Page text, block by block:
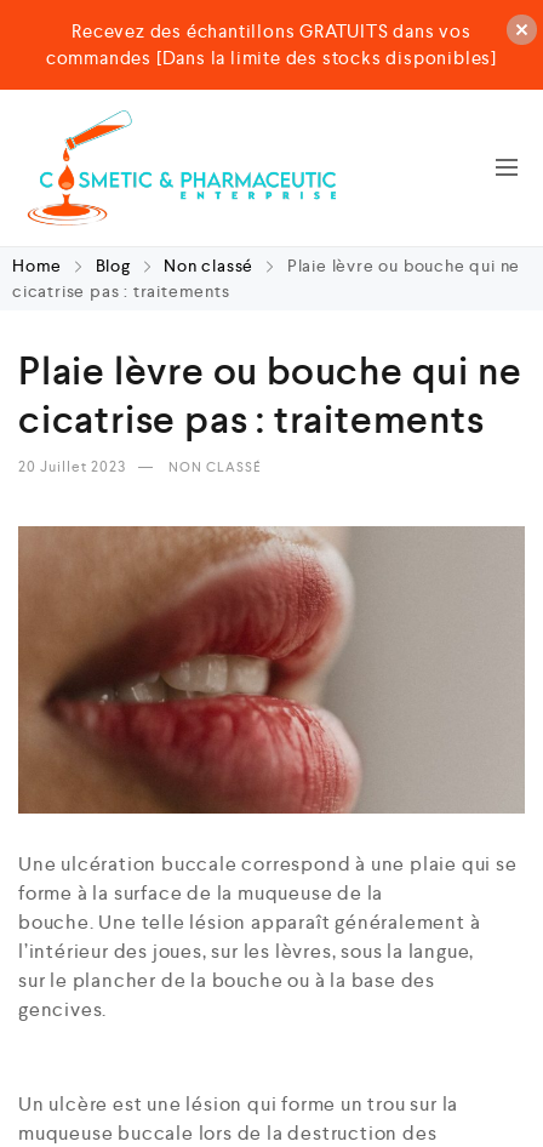
Home Blog Non classé
Plaie lèvre ou bouche qui ne
cicatrise pas : traitements
Plaie lèvre ou bouche qui ne
cicatrise pas : traitements
20 Juillet 2023 NON CLASSÉ
Une ulcération buccale correspond à une plaie qui se
forme à la surface de la muqueuse de la
bouche. Une telle lésion apparaît généralement à
l’intérieur des joues, sur les lèvres, sous la langue,
sur le plancher de la bouche ou à la base des
gencives.
Un ulcère est une lésion qui forme un trou sur la
muqueuse buccale lors de la destruction des
Recevez des échantillons GRATUITS dans vos
commandes [Dans la limite des stocks disponibles]